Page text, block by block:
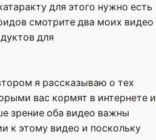
для этого нужно есть
смотрите два моих видео
для
я рассказываю о тех
вас кормят в интернете и
зрение оба видео важны
к этому видео и поскольку